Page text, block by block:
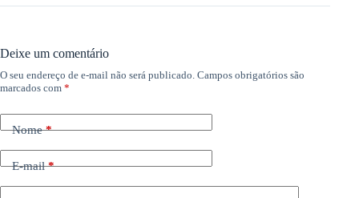
Deixe um comentário
O seu endereço de e-mail não será publicado. Campos obrigatórios são
marcados com *
Nome*
E-mail*